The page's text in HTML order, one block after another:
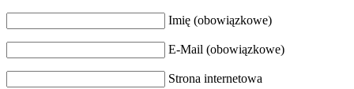
Imię (obowiązkowe)
E-Mail (obowiązkowe)
Strona internetowa